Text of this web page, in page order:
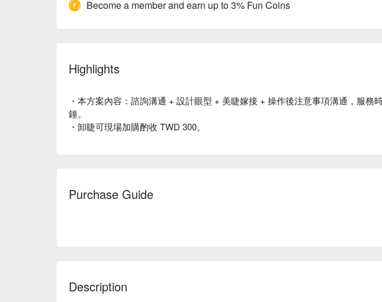
Become a member and earn up to 3% Fun Coins
Highlights
・本方案內容：諮詢溝通 + 設計眼型 + 美睫嫁接 + 操作後注意事項溝通，服務
鐘。
・卸睫可現場加購酌收 TWD 300。
Purchase Guide
Description